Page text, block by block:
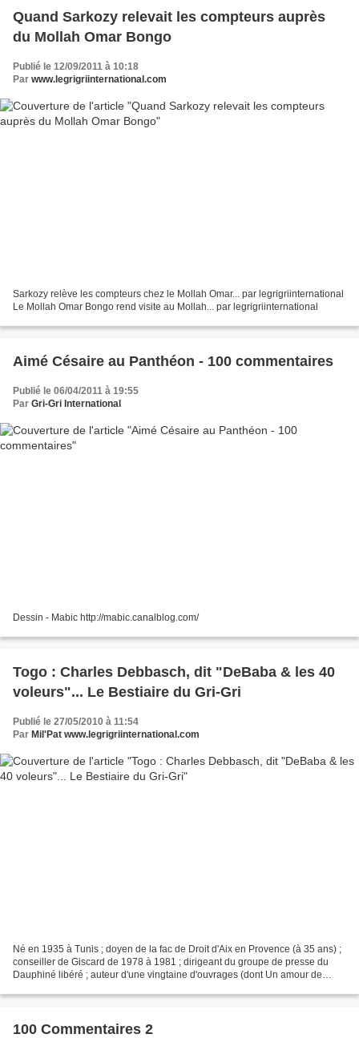
Quand Sarkozy relevait les compteurs auprès
du Mollah Omar Bongo
Publié le 12/09/2011 à 10:18
Par www.legrigriinternational.com
Sarkozy relève les compteurs chez le Mollah Omar... par legrigriinternational
Le Mollah Omar Bongo rend visite au Mollah... par legrigriinternational
Aimé Césaire au Panthéon ‎- 100 commentaires
Publié le 06/04/2011 à 19:55
Par Gri-Gri International
Dessin - Mabic http://mabic.canalblog.com/
Togo : Charles Debbasch, dit "DeBaba & les 40
voleurs"... Le Bestiaire du Gri-Gri
Publié le 27/05/2010 à 11:54
Par Mil'Pat www.legrigriinternational.com
Né en 1935 à Tunis ; doyen de la fac de Droit d'Aix en Provence (à 35 ans) ;
conseiller de Giscard de 1978 à 1981 ; dirigeant du groupe de presse du
Dauphiné libéré ; auteur d'une vingtaine d'ouvrages (dont Un amour de
100 Commentaires 2